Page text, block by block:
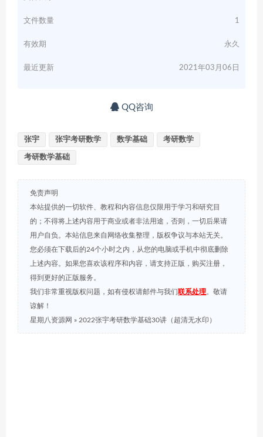
文件数量 1
有效期 永久
最近更新 2021年03月06日
QQ咨询
张宇 张宇考研数学 数学基础 考研数学
考研数学基础
免责声明
本站提供的一切软件、教程和内容信息仅限用于学习和研究目
的；不得将上述内容用于商业或者非法用途，否则，一切后果请
用户自负。本站信息来自网络收集整理，版权争议与本站无关。
您必须在下载后的24个小时之内，从您的电脑或手机中彻底删除
上述内容。如果您喜欢该程序和内容，请支持正版，购买注册，
得到更好的正版服务。
我们非常重视版权问题，如有侵权请邮件与我们联系处理。敬请
谅解！
星期八资源网 » 2022张宇考研数学基础30讲（超清无水印）